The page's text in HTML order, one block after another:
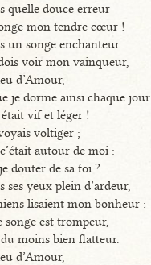
quelle douce erreur
mon tendre cœur !
un songe enchanteur
voir mon vainqueur,
d’Amour,
je dorme ainsi chaque jour.
était vif et léger !
voltiger ;
autour de moi :
douter de sa foi ?
ses yeux plein d’ardeur,
lisaient mon bonheur :
songe est trompeur,
moins bien flatteur.
d’Amour,